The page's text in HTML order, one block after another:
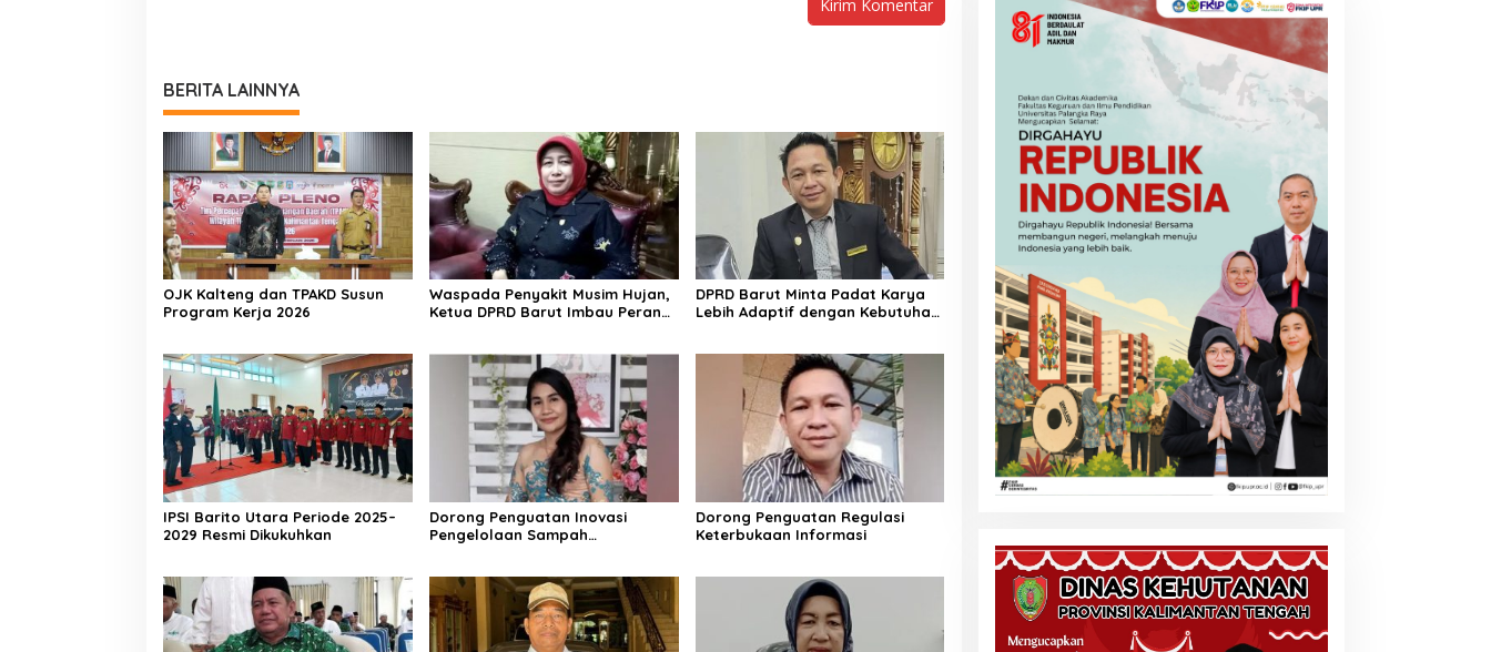
BERITA LAINNYA
OJK Kalteng dan TPAKD Susun
Program Kerja 2026
Waspada Penyakit Musim Hujan,
Ketua DPRD Barut Imbau Peran
DPRD Barut Minta Padat Karya
Lebih Adaptif dengan Kebutuhan
IPSI Barito Utara Periode 2025–
2029 Resmi Dikukuhkan
Dorong Penguatan Inovasi
Pengelolaan Sampah
Dorong Penguatan Regulasi
Keterbukaan Informasi